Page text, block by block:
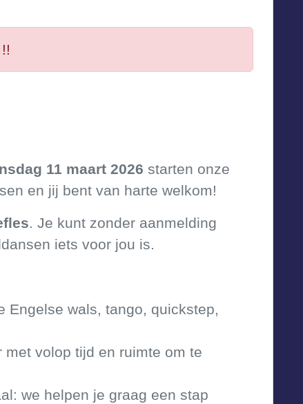
11 maart 2026 starten onze
en jij bent van harte welkom!
. Je kunt zonder aanmelding
iets voor jou is.
Engelse wals, tango, quickstep,
volop tijd en ruimte om te
we helpen je graag een stap